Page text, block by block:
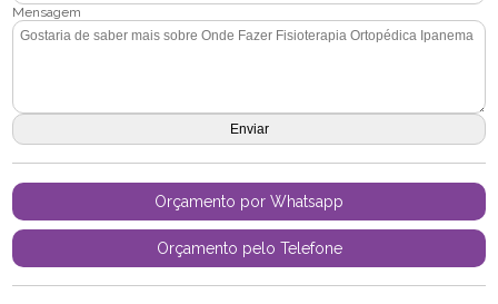
Mensagem
Orçamento por Whatsapp
Orçamento pelo Telefone